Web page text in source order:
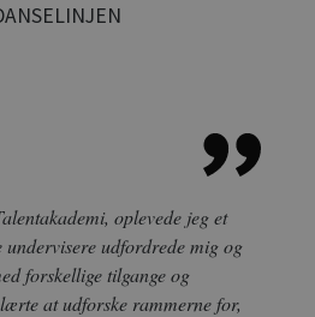
oplevede jeg et
udfordrede mig og
forskellige tilgange og
at udforske rammerne for,